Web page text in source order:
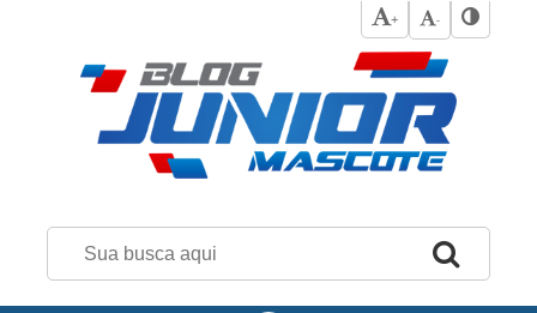
+ -